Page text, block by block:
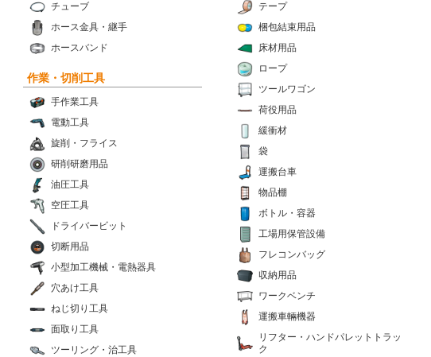
チューブ
ホース金具・継手
ホースバンド
テープ
梱包結束用品
床材用品
ロープ
ツールワゴン
荷役用品
緩衝材
袋
運搬台車
物品棚
ボトル・容器
工場用保管設備
フレコンバッグ
収納用品
ワークベンチ
運搬車輛機器
リフター・ハンドパレットトラッ
ク
作業・切削工具
手作業工具
電動工具
旋削・フライス
研削研磨用品
油圧工具
空圧工具
ドライバービット
切断用品
小型加工機械・電熱器具
穴あけ工具
ねじ切り工具
面取り工具
ツーリング・治工具